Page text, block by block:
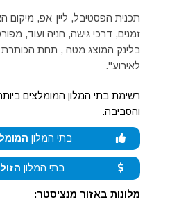
תכנית הפסטיבל, ליין-אפ, מיקום
זמנים, דרכי גישה, חניה ועוד,
בלינק המוצג מטה , תחת הכותרת
לאירוע".
רשימת בתי המלון המומלצים
והסביבה:
בתי המלון
בתי המלון
מלונות באזור מנצ'סטר: